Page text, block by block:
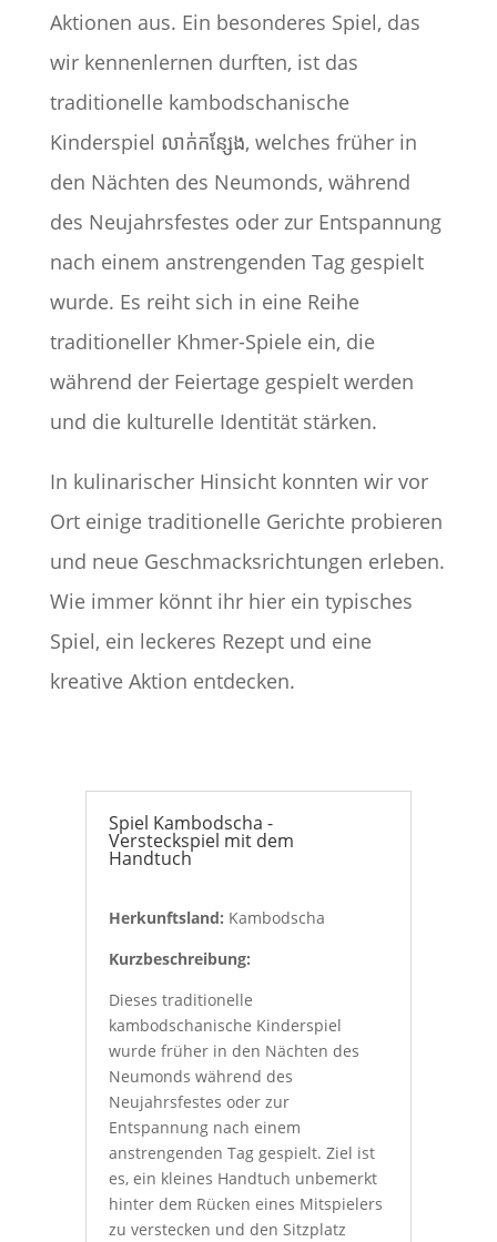
Aktionen aus. Ein besonderes Spiel, das
wir kennenlernen durften, ist das
traditionelle kambodschanische
Kinderspiel លាក់កន្សែង, welches früher in
den Nächten des Neumonds, während
des Neujahrsfestes oder zur Entspannung
nach einem anstrengenden Tag gespielt
wurde. Es reiht sich in eine Reihe
traditioneller Khmer-Spiele ein, die
während der Feiertage gespielt werden
und die kulturelle Identität stärken.​
In kulinarischer Hinsicht konnten wir vor
Ort einige traditionelle Gerichte probieren
und neue Geschmacksrichtungen erleben.
Wie immer könnt ihr hier ein typisches
Spiel, ein leckeres Rezept und eine
kreative Aktion entdecken.
Spiel Kambodscha -
Versteckspiel mit dem
Handtuch
Herkunftsland: Kambodscha
Kurzbeschreibung:
Dieses traditionelle
kambodschanische Kinderspiel
wurde früher in den Nächten des
Neumonds während des
Neujahrsfestes oder zur
Entspannung nach einem
anstrengenden Tag gespielt. Ziel ist
es, ein kleines Handtuch unbemerkt
hinter dem Rücken eines Mitspielers
zu verstecken und den Sitzplatz